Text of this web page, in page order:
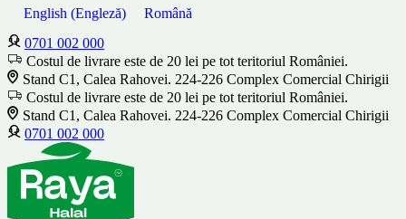
English (Engleză)
Română
0701 002 000
Costul de livrare este de 20 lei pe tot teritoriul României.
Stand C1, Calea Rahovei. 224-226 Complex Comercial Chirigii
Costul de livrare este de 20 lei pe tot teritoriul României.
Stand C1, Calea Rahovei. 224-226 Complex Comercial Chirigii
0701 002 000